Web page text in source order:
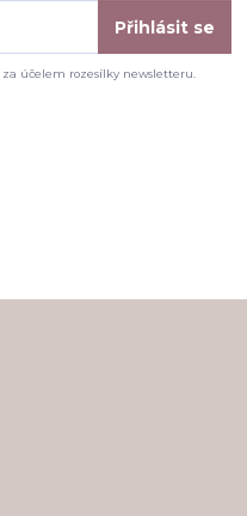
Přihlásit se
za účelem rozesílky newsletteru.